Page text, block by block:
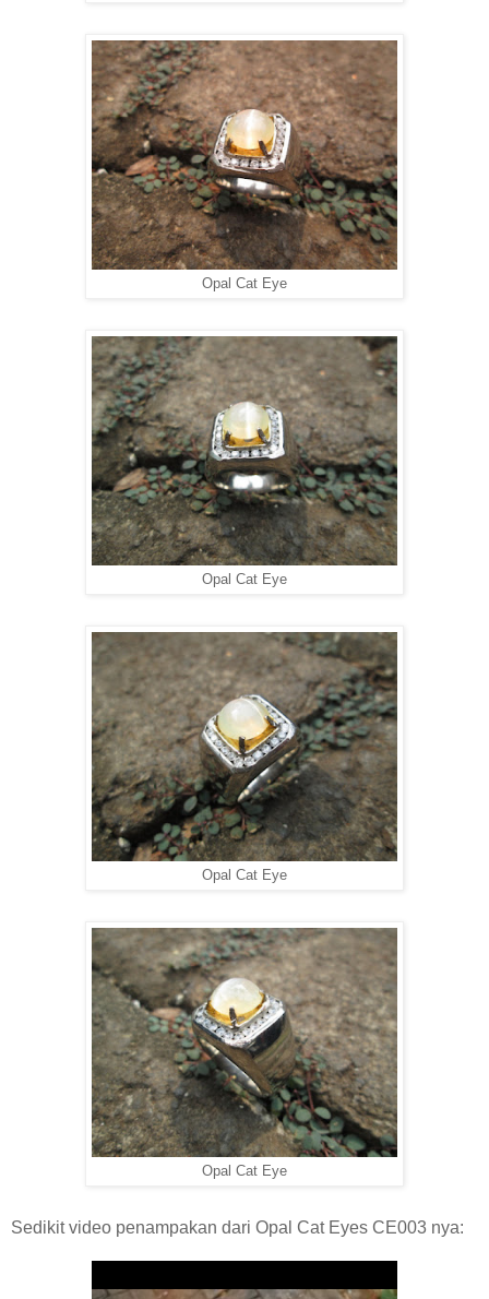
Opal Cat Eye
Opal Cat Eye
Opal Cat Eye
Opal Cat Eye
Sedikit video penampakan dari Opal Cat Eyes CE003 nya: